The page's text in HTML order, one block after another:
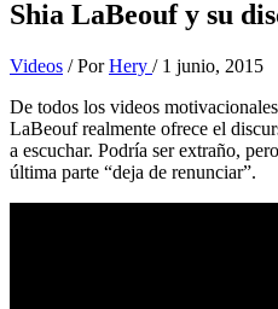
Shia LaBeouf y su
Videos / PorHery / 1 junio, 2015
De todos los videos
LaBeouf realmente ofrece el
a escuchar. Podría ser extraño,
última parte “deja de renunciar”.